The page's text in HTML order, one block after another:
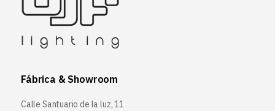
Fábrica & Showroom
Calle Santuario de la luz, 11